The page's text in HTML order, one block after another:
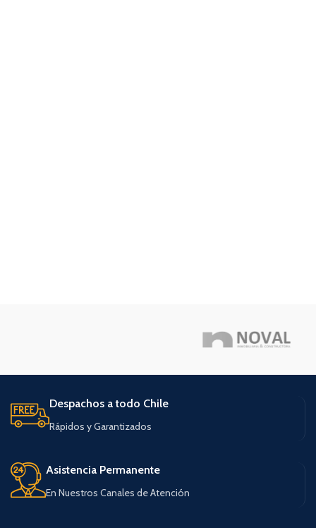
Despachos a todo Chile
Rápidos y Garantizados
Asistencia Permanente
En Nuestros Canales de Atención